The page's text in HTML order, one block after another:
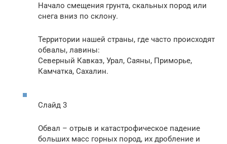
Начало смещения грунта, скальных пород или
снега вниз по склону.
Территории нашей страны, где часто происходят
обвалы, лавины:
Северный Кавказ, Урал, Саяны, Приморье,
Камчатка, Сахалин.
Слайд 3
Обвал – отрыв и катастрофическое падение
больших масс горных пород, их дробление и